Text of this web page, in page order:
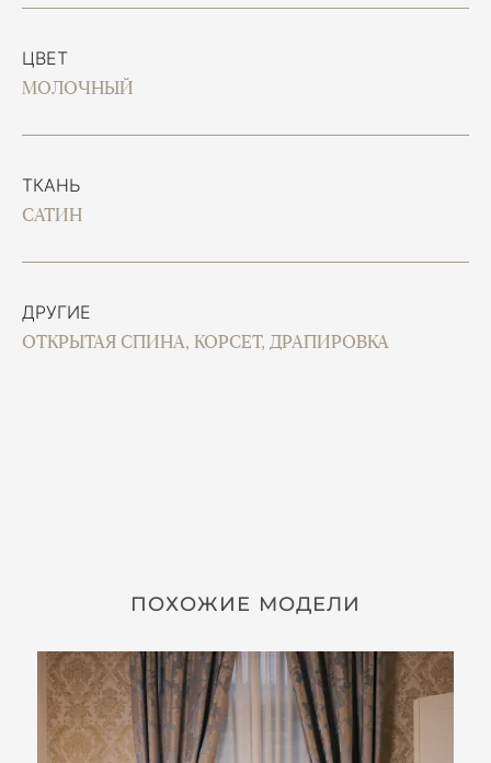
ЦВЕТ
МОЛОЧНЫЙ
ТКАНЬ
САТИН
ДРУГИЕ
ОТКРЫТАЯ СПИНА, КОРСЕТ, ДРАПИРОВКА
ПОХОЖИЕ МОДЕЛИ